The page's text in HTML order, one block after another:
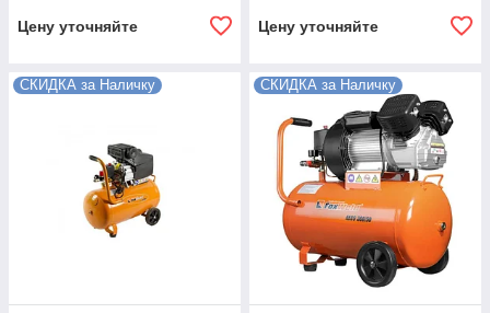
Цену уточняйте Цену уточняйте
СКИДКА за Наличку СКИДКА за Наличку